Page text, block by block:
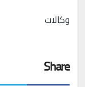
وكالات
Share